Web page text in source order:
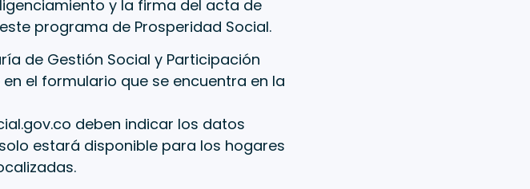
y la firma del acta de
programa de Prosperidad Social.
de Gestión Social y Participación
el formulario que se encuentra en la
deben indicar los datos
estará disponible para los hogares